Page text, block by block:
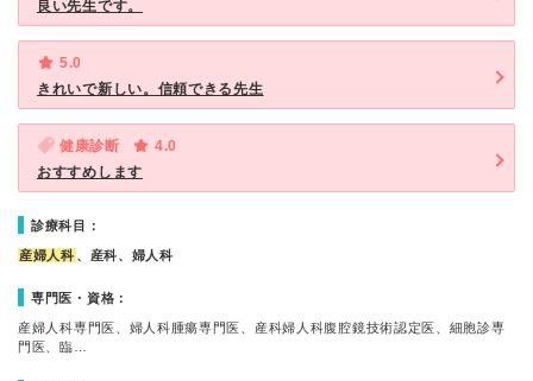
良い先生です。
5.0
きれいで新しい。信頼できる先生
健康診断
4.0
おすすめします
診療科目：
産婦人科 、産科、婦人科
専門医・資格：
産婦人科専門医、婦人科腫瘍専門医、産科婦人科腹腔鏡技術認定医、細胞診専
門医、臨…